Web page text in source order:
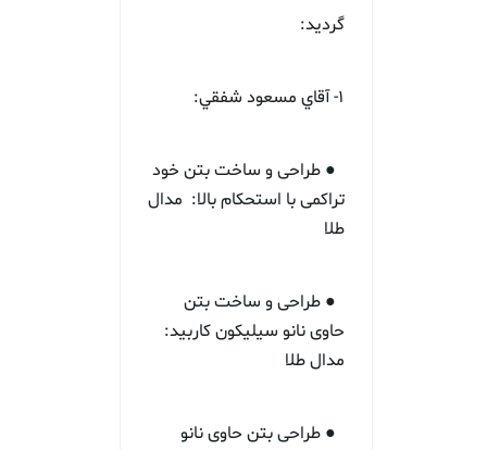
گرديد:
1- آقاي مسعود شفقي:
● طراحی و ساخت بتن خود
تراکمی با استحکام بالا: مدال
طلا
● طراحی و ساخت بتن
حاوی نانو سیلیکون کاربید:
مدال طلا
● طراحی بتن حاوی نانو